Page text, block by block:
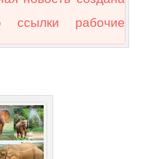
ссылки рабочие